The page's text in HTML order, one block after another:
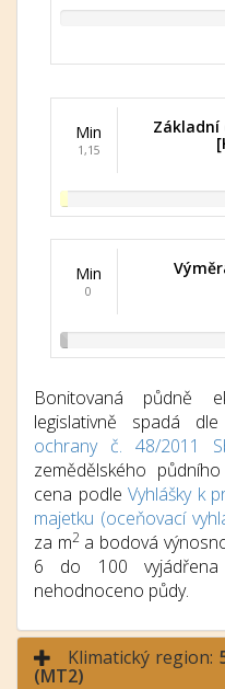
Min
1,15
Základní
Min
0
Bonitovaná půdně
legislativně spadá dle
ochrany č. 48/2011
zemědělského
cena podleVyhlášky k
majetku (oceňovací
za m2a bodová
6 do 100
nehodnoceno půdy.
Klimatický region:
(MT2)